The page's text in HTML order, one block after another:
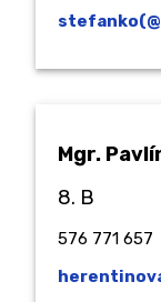
Mgr.
8. B
576 771 657